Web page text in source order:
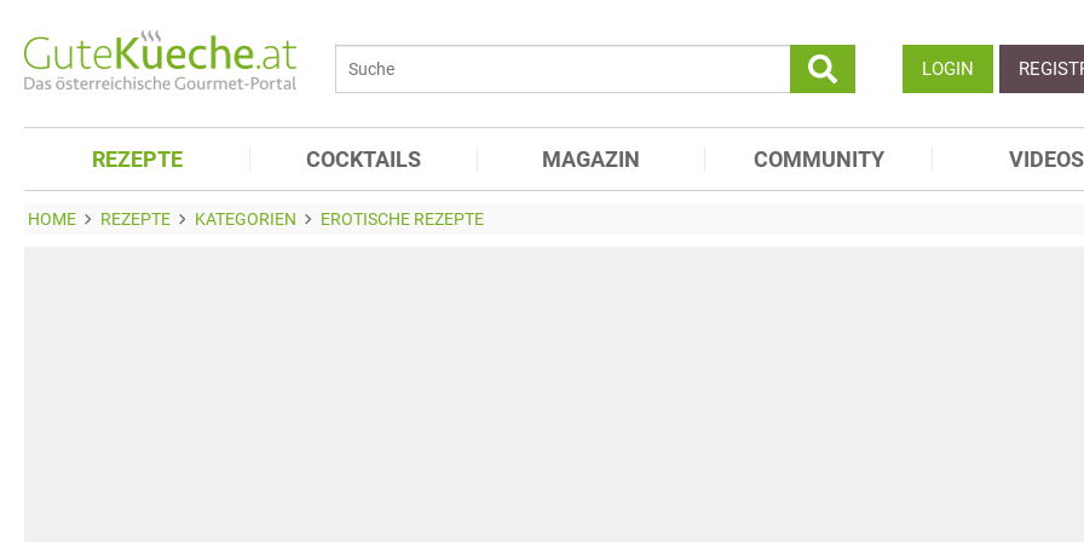
LOGIN
REZEPTE COCKTAILS MAGAZIN COMMUNITY VIDEOS
HOME REZEPTE KATEGORIEN EROTISCHE REZEPTE